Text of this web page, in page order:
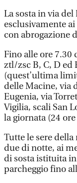
La sosta in via
esclusivamente
con abrogazione
Fino alle ore 7.30
ztl/zsc B, C, D ed
(quest’ultima
delle Macine, via
Eugenia, via
Vigilia, scali San
la giornata (24
Tutte le sere
due di notte, ai
di sosta istituita
parcheggio fino